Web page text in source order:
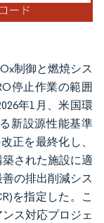
制御と燃焼シス
停止作業の範囲
年1月、米国環
新設源性能基準
正を最終化し、
された施設に適
の排出削減シス
を指定した。こ
ス対応プロジェ